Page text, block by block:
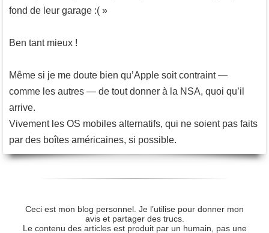
fond de leur garage :( »
Ben tant mieux !
Même si je me doute bien qu’Apple soit contraint —
comme les autres — de tout donner à la NSA, quoi qu’il
arrive.
Vivement les OS mobiles alternatifs, qui ne soient pas faits
par des boîtes américaines, si possible.
Ceci est mon blog personnel. Je l’utilise pour donner mon
avis et partager des trucs.
Le contenu des articles est produit par un humain, pas une